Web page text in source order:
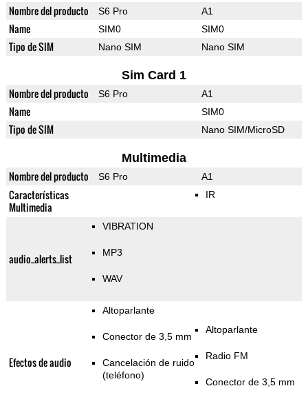
Nombre del producto S6 Pro A1
Name SIM0 SIM0
Tipo de SIM Nano SIM Nano SIM
Sim Card 1
Nombre del producto S6 Pro A1
Name SIM0
Tipo de SIM Nano SIM/MicroSD
Multimedia
Nombre del producto S6 Pro A1
Características
Multimedia
IR
audio_alerts_list
VIBRATION
MP3
WAV
Efectos de audio
Altoparlante
Conector de 3,5 mm
Cancelación de ruido
(teléfono)
Altoparlante
Radio FM
Conector de 3,5 mm